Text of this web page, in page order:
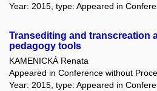
Year: 2015, type: Appeared in
Transediting and transcreation
pedagogy tools
KAMENICKÁ Renata
Appeared in Conference without
Year: 2015, type: Appeared in